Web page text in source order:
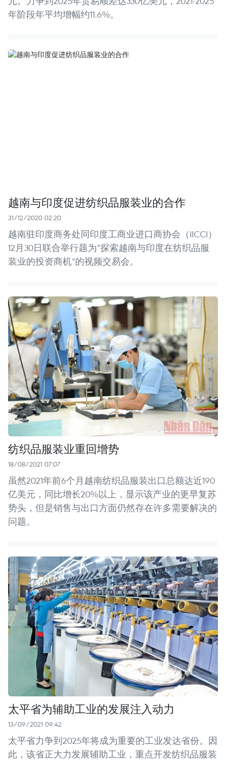
年阶段年平均增幅约11.6%。
越南与印度促进纺织品服装业的合作
31/12/2020 02:20
越南驻印度商务处同印度工商业进口商协会（IICCI）
12月30日联合举行题为“探索越南与印度在纺织品服
装业的投资商机”的视频交易会。
纺织品服装业重回增势
18/08/2021 07:07
虽然2021年前6个月越南纺织品服装出口总额达近190
亿美元，同比增长20%以上，显示该产业的更早复苏
势头，但是销售与出口方面仍然存在许多需要解决的
问题。
太平省为辅助工业的发展注入动力
13/09/2021 09:42
太平省力争到2025年将成为重要的工业发达省份。因
此，该省正大力发展辅助工业，重点开发纺织品服装